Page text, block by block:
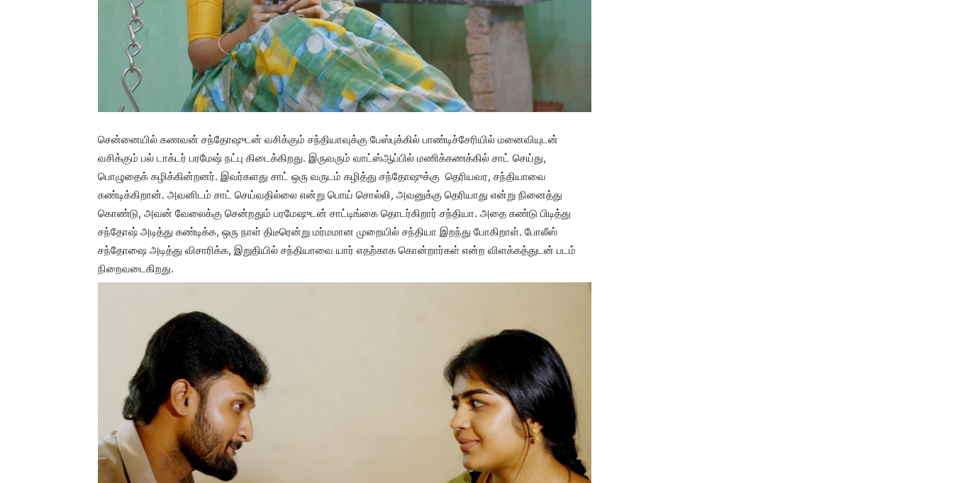
சென்னையில் கணவன் சந்தோஷுடன் வசிக்கும் சந்தியாவுக்கு பேஸ்புக்கில் பாண்டிச்சேரியில் மனைவியுடன்
வசிக்கும் பல் டாக்டர் பரமேஷ் நட்பு கிடைக்கிறது. இருவரும் வாட்ஸ்ஆப்பில் மணிக்கணக்கில் சாட் செய்து,
பொழுதைக் கழிக்கின்றனர். இவர்களது சாட் ஒரு வருடம் கழித்து சந்தோஷுக்கு தெரியவர, சந்தியாவை
கண்டிக்கிறான். அவனிடம் சாட் செய்வதில்லை என்று பொய் சொல்லி, அவனுக்கு தெரியாது என்று நினைத்து
கொண்டு, அவன் வேலைக்கு சென்றதும் பரமேஷுடன் சாட்டிங்கை தொடர்கிறார் சந்தியா. அதை கண்டு பிடித்து
சந்தோஷ் அடித்து கண்டிக்க, ஒரு நாள் திடீரென்று மர்மமான முறையில் சந்தியா இறந்து போகிறாள். போலீஸ்
சந்தோஷை அடித்து விசாரிக்க, இறுதியில் சந்தியாவை யார் எதற்காக கொன்றார்கள் என்ற விளக்கத்துடன் படம்
நிறைவடைகிறது.